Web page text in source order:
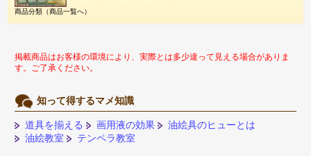
商品分類（商品一覧へ）
掲載商品はお客様の環境により、実際とは多少違って見える場合がありま
す。ご了承ください。
知って得するマメ知識
道具を揃える 画用液の効果
油絵具のヒューとは
油絵教室
テンペラ教室